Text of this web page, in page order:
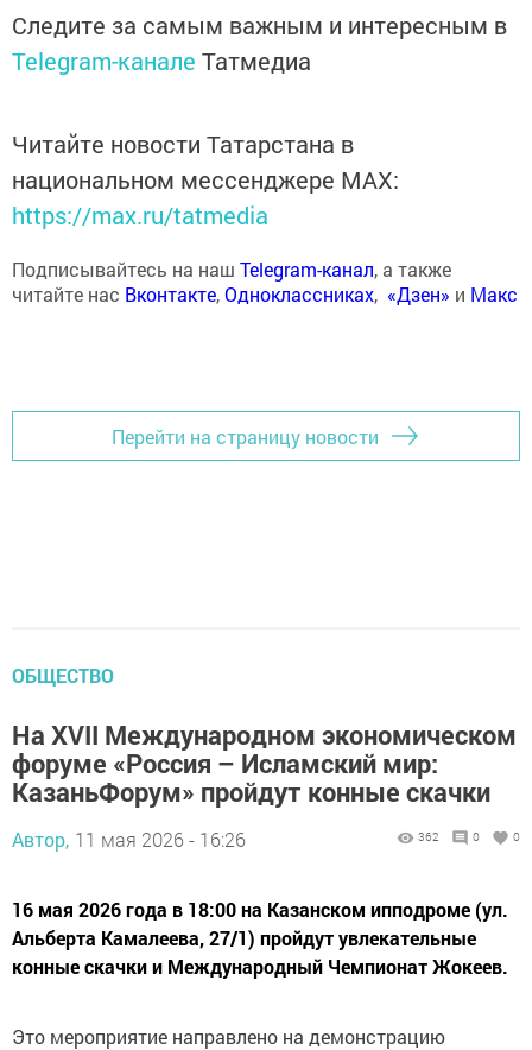
Следите за самым важным и интересным в
Telegram-канале Татмедиа
Читайте новости Татарстана в
национальном мессенджере MАХ:
https://max.ru/tatmedia
Подписывайтесь на наш Telegram-канал, а также
читайте нас Вконтакте,Одноклассниках, «Дзен» и Макс
Перейти на страницу новости
ОБЩЕСТВО
На XVII Международном экономическом
форуме «Россия – Исламский мир:
КазаньФорум» пройдут конные скачки
Автор, 11 мая 2026 - 16:26 362 0 0
16 мая 2026 года в 18:00 на Казанском ипподроме (ул.
Альберта Камалеева, 27/1) пройдут увлекательные
конные скачки и Международный Чемпионат Жокеев.
Это мероприятие направлено на демонстрацию